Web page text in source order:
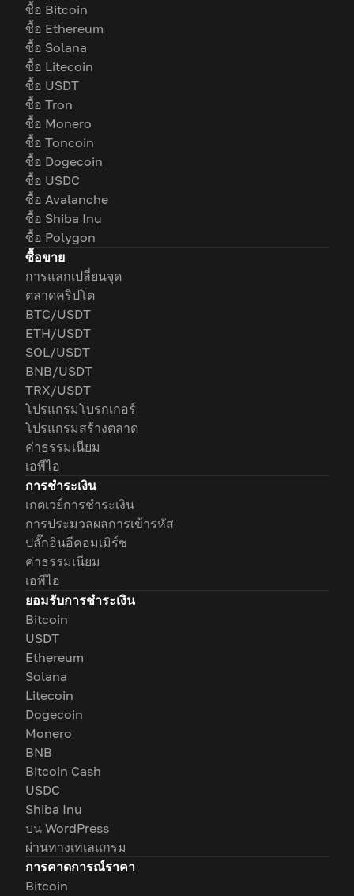
ซื้อ Bitcoin
ซื้อ Ethereum
ซื้อ Solana
ซื้อ Litecoin
ซื้อ USDT
ซื้อ Tron
ซื้อ Monero
ซื้อ Toncoin
ซื้อ Dogecoin
ซื้อ USDC
ซื้อ Avalanche
ซื้อ Shiba Inu
ซื้อ Polygon
ซื้อขาย
การแลกเปลี่ยนจุด
ตลาดคริปโต
BTC/USDT
ETH/USDT
SOL/USDT
BNB/USDT
TRX/USDT
โปรแกรมโบรกเกอร์
โปรแกรมสร้างตลาด
ค่าธรรมเนียม
เอพีไอ
การชำระเงิน
เกตเวย์การชำระเงิน
การประมวลผลการเข้ารหัส
ปลั๊กอินอีคอมเมิร์ซ
ค่าธรรมเนียม
เอพีไอ
ยอมรับการชำระเงิน
Bitcoin
USDT
Ethereum
Solana
Litecoin
Dogecoin
Monero
BNB
Bitcoin Cash
USDC
Shiba Inu
บน WordPress
ผ่านทางเทเลแกรม
การคาดการณ์ราคา
Bitcoin